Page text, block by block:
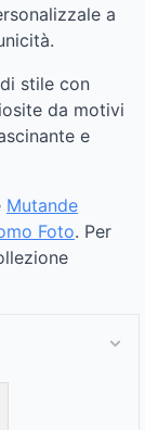
a
stile con
da motivi
e
Mutande
Foto. Per